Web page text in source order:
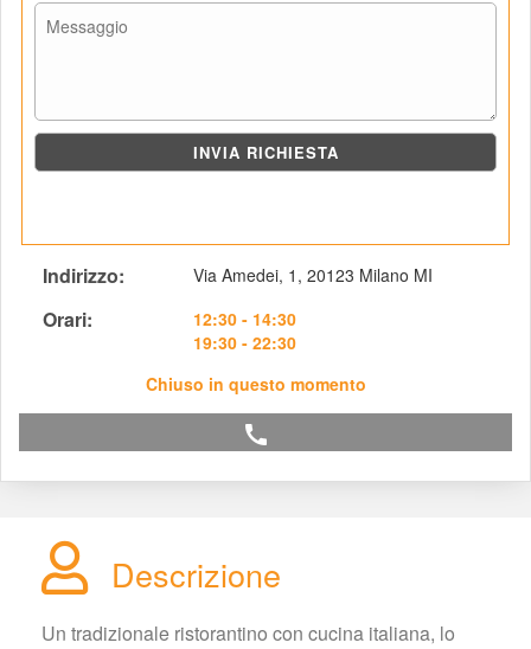
Indirizzo: Via Amedei, 1, 20123 Milano MI
Orari:
12:30 - 14:30
19:30 - 22:30
Chiuso in questo momento
call
Descrizione
Un tradizionale ristorantino con cucina italiana, lo